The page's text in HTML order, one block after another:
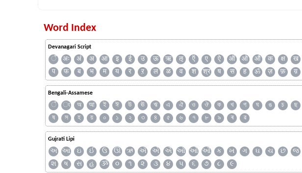
Word Index
Devanagari Script
ँ अः अं अ आ इ ई उ ऊ ऋ ऌ ऍ ए ऐ ऑ ओ औ क क्ष ख
प
फ ब भ म य र ऱ ल ळ व श श्र ष स ह ॐ ज़ फ़ य़
Bengali-Assamese
ঁ ং অ আ ই ঈ উ ঊ ঋ এ ঐ ও ঔ ক খ গ ঘ ঙ চ ছ
ষ
স হ য় ০ ১ ২ ৩ ৪ ৫ ৬ ৭ ৮ ৯ ৰ ৱ
Gujrati Lipi
અ આ ઇ ઈ ઉ ઊ ઋ ઍ એ ઐ ઑ ઓ ઔ ક ખ ગ ઘ ચ છ જ
શ
ષ સ હ ૐ ૦ ૧ ૨ ૩ ૪ ૫ ૬ ૭ ૮ ૯